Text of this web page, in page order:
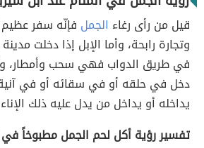
قيل من رأى رغاء الجمل فإنّه سفر عظيم
وتجارة رابحة، وأما الإبل إذا دخلت
في طريق الدواب فهي سحب وأمطار،
دخل في حلقه أو في سقائه أو في آنية
يداخله أو يداخل من يدل عليه ذلك
تفسير رؤية أكل لحم الجمل مطبوخاً في